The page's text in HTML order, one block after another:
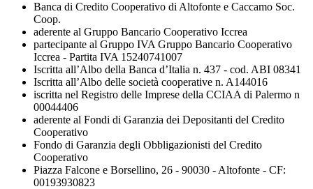
Banca di Credito Cooperativo di Altofonte e Caccamo Soc.
Coop.
aderente al Gruppo Bancario Cooperativo Iccrea
partecipante al Gruppo IVA Gruppo Bancario Cooperativo
Iccrea - Partita IVA 15240741007
Iscritta all’Albo della Banca d’Italia n. 437 - cod. ABI 08341
Iscritta all’Albo delle società cooperative n. A144016
iscritta nel Registro delle Imprese della CCIAA di Palermo n
00044406
aderente al Fondi di Garanzia dei Depositanti del Credito
Cooperativo
Fondo di Garanzia degli Obbligazionisti del Credito
Cooperativo
Piazza Falcone e Borsellino, 26 - 90030 - Altofonte - CF:
00193930823